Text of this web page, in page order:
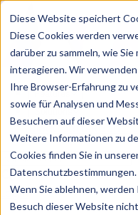
Diese Website speichert
Diese Cookies werden
darüber zu sammeln, wie
interagieren. Wir
Ihre Browser-Erfahrung zu
sowie für Analysen und
Besuchern auf dieser
Weitere Informationen zu
Cookies finden Sie in
Datenschutzbestimmungen.
Wenn Sie ablehnen,
Besuch dieser Website
Features
Solutions
BlogChartsRabatt
Login